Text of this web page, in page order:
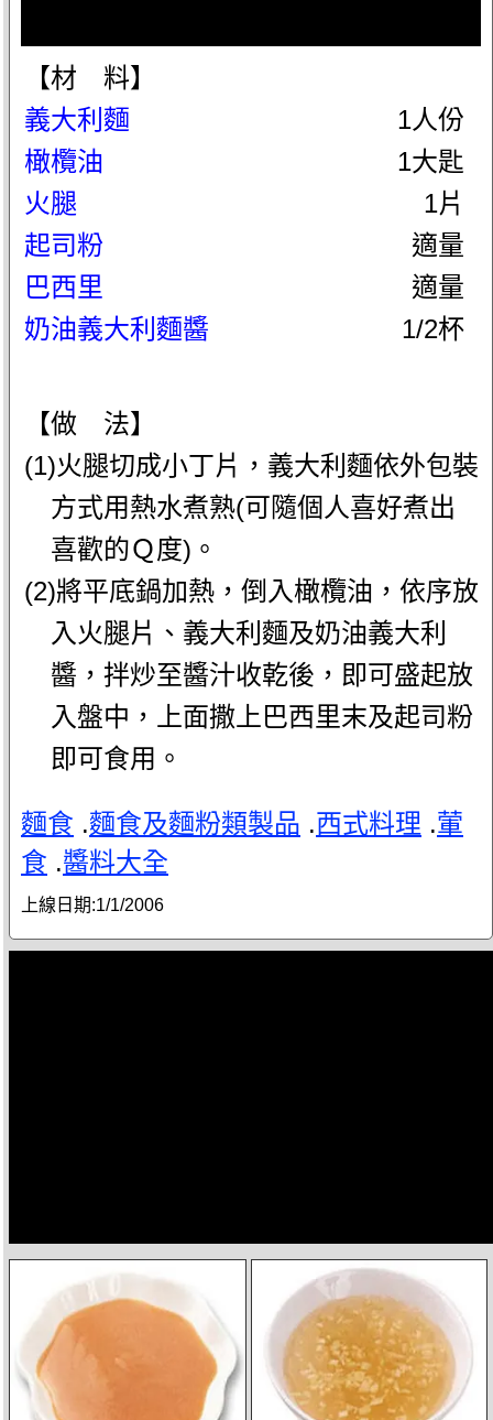
【材 料】
義大利麵
1人份
橄欖油
1大匙
火腿
1片
起司粉
適量
巴西里
適量
奶油義大利麵醬
1/2杯
【做 法】
(1)火腿切成小丁片，義大利麵依外包裝
方式用熱水煮熟(可隨個人喜好煮出
喜歡的Ｑ度)。
(2)將平底鍋加熱，倒入橄欖油，依序放
入火腿片、義大利麵及奶油義大利
醬，拌炒至醬汁收乾後，即可盛起放
入盤中，上面撒上巴西里末及起司粉
即可食用。
麵食 .麵食及麵粉類製品 .西式料理 .葷
食 .醬料大全
上線日期:1/1/2006